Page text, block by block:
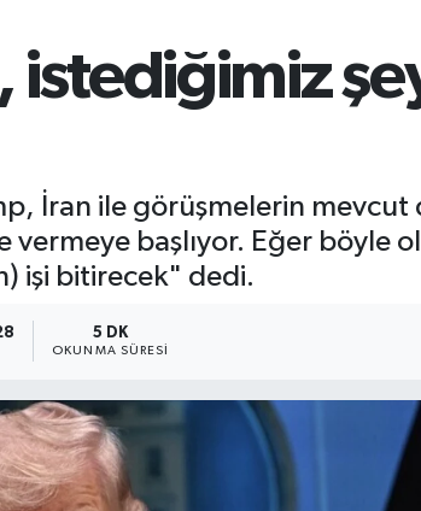
istediğimiz
İran ile görüşmelerin
vermeye başlıyor. Eğer böyle
işi bitirecek" dedi.
5 DK
OKUNMA SÜRESI